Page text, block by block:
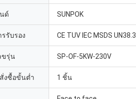
ด์ SUNPOK
รับรอง CE TUV IEC MSDS UN38.3
ขรุ่น SP-OF-5KW-230V
งซื้อขั้นต่ำ 1 ชิ้น